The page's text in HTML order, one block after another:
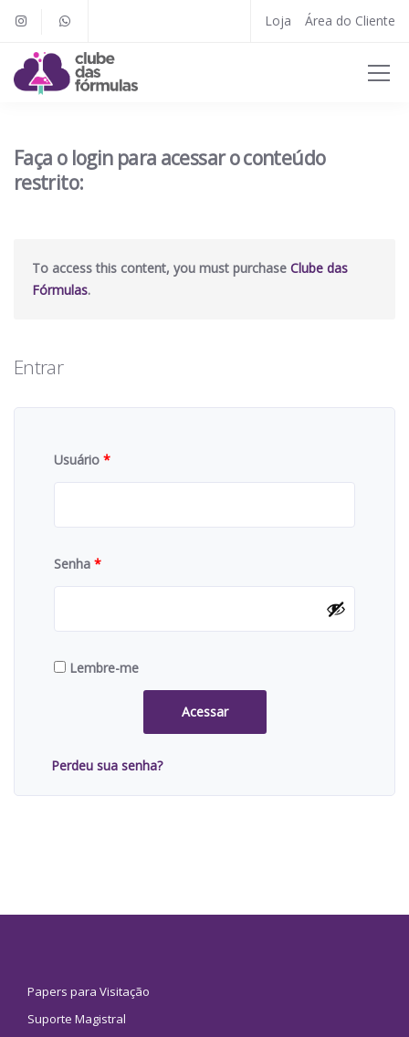
Loja Área do Cliente
Faça o login para acessar o conteúdo
restrito:
To access this content, you must purchase Clube das
Fórmulas.
Entrar
Usuário *
Senha *
Lembre-me
Acessar
Perdeu sua senha?
Papers para Visitação
Suporte Magistral